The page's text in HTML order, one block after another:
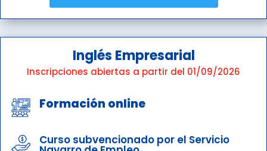
Inglés Empresarial
Inscripciones abiertas a partir del 01/09/2026
Formación online
Curso subvencionado por el Servicio